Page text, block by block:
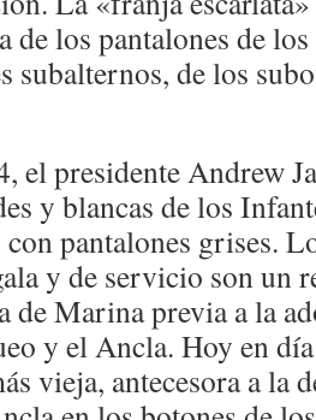
de los pantalones de
subalternos, de los
el presidente Andrew
y blancas de los
pantalones grises.
y de servicio son un
de Marina previa a la
y el Ancla. Hoy en
vieja, antecesora a la